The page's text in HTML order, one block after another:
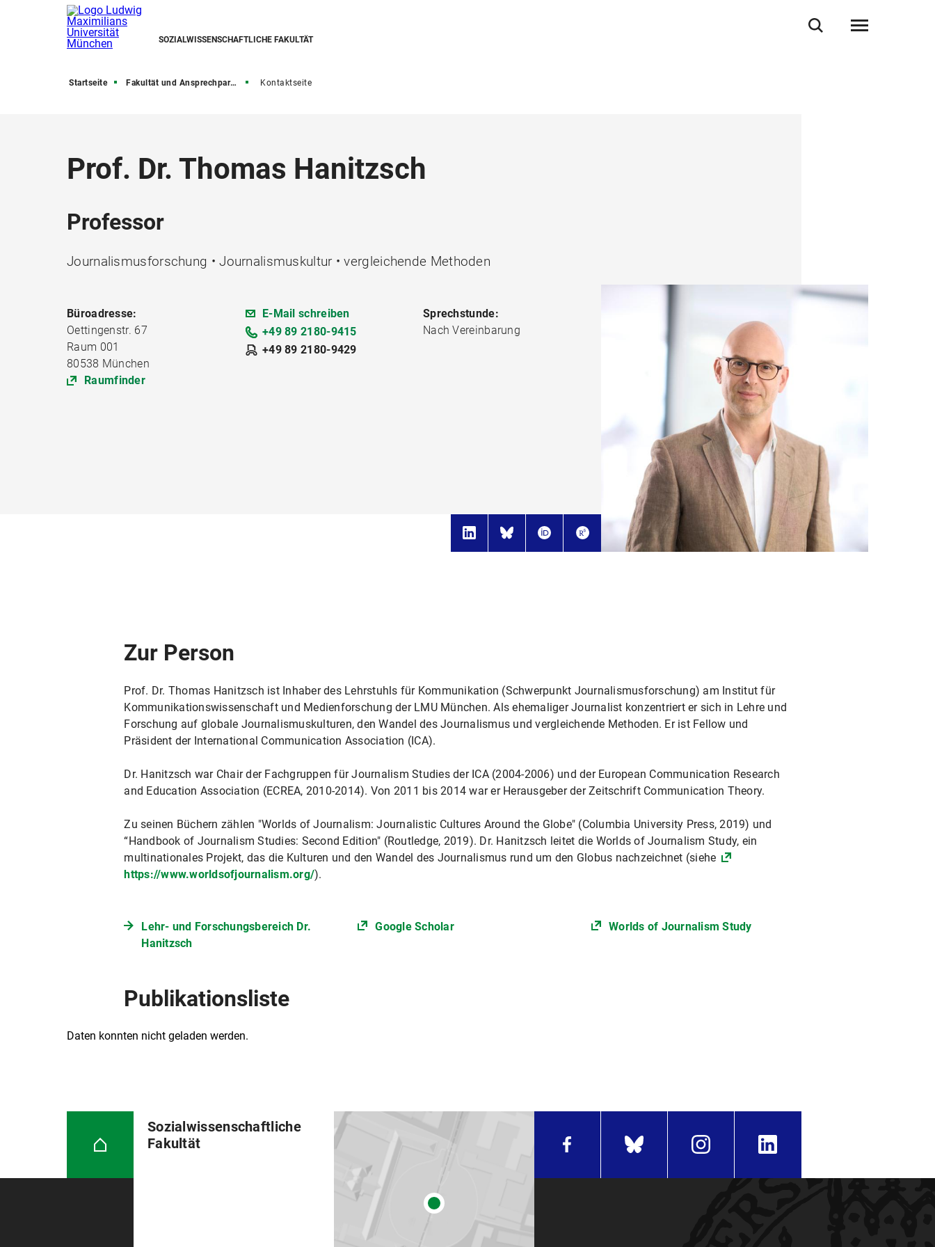
SOZIALWISSENSCHAFTLICHE FAKULTÄT
Startseite Fakultät und Ansprechpartner/-innen Kontaktseite
Prof. Dr. Thomas Hanitzsch
Professor
Journalismusforschung • Journalismuskultur • vergleichende Methoden
Büroadresse:
Oettingenstr. 67
Raum 001
80538 München
Raumfinder
E-Mail schreiben
+49 89 2180-9415
+49 89 2180-9429
Sprechstunde:
Nach Vereinbarung
Zur Person
Prof. Dr. Thomas Hanitzsch ist Inhaber des Lehrstuhls für Kommunikation (Schwerpunkt Journalismusforschung) am Institut für
Kommunikationswissenschaft und Medienforschung der LMU München. Als ehemaliger Journalist konzentriert er sich in Lehre und
Forschung auf globale Journalismuskulturen, den Wandel des Journalismus und vergleichende Methoden. Er ist Fellow und
Präsident der International Communication Association (ICA).
Dr. Hanitzsch war Chair der Fachgruppen für Journalism Studies der ICA (2004-2006) und der European Communication Research
and Education Association (ECREA, 2010-2014). Von 2011 bis 2014 war er Herausgeber der Zeitschrift Communication Theory.
Zu seinen Büchern zählen "Worlds of Journalism: Journalistic Cultures Around the Globe" (Columbia University Press, 2019) und
“Handbook of Journalism Studies: Second Edition" (Routledge, 2019). Dr. Hanitzsch leitet die Worlds of Journalism Study, ein
multinationales Projekt, das die Kulturen und den Wandel des Journalismus rund um den Globus nachzeichnet (siehe
https://www.worldsofjournalism.org/).
Lehr- und Forschungsbereich Dr.
Hanitzsch
Google Scholar Worlds of Journalism Study
Publikationsliste
Daten konnten nicht geladen werden.
Sozialwissenschaftliche
Fakultät